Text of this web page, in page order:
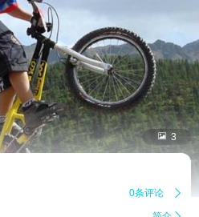
 3
0条评论 